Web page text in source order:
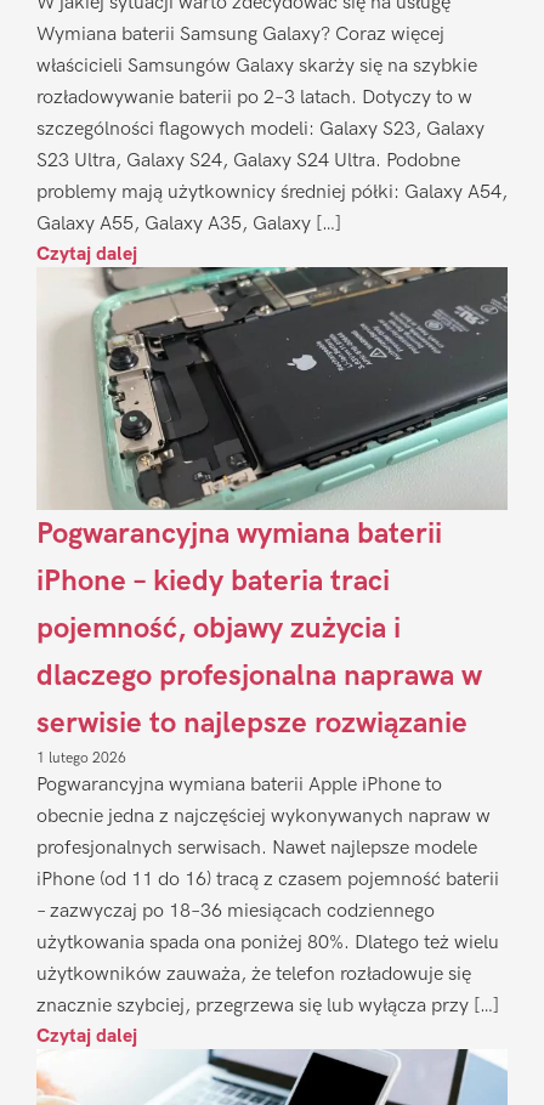
Wymiana baterii Samsung Galaxy? Coraz więcej
właścicieli Samsungów Galaxy skarży się na szybkie
rozładowywanie baterii po 2–3 latach. Dotyczy to w
szczególności flagowych modeli: Galaxy S23, Galaxy
S23 Ultra, Galaxy S24, Galaxy S24 Ultra. Podobne
problemy mają użytkownicy średniej półki: Galaxy A54,
Galaxy A55, Galaxy A35, Galaxy […]
Czytaj dalej
Pogwarancyjna wymiana baterii
iPhone – kiedy bateria traci
pojemność, objawy zużycia i
dlaczego profesjonalna naprawa w
serwisie to najlepsze rozwiązanie
1 lutego 2026
Pogwarancyjna wymiana baterii Apple iPhone to
obecnie jedna z najczęściej wykonywanych napraw w
profesjonalnych serwisach. Nawet najlepsze modele
iPhone (od 11 do 16) tracą z czasem pojemność baterii
– zazwyczaj po 18–36 miesiącach codziennego
użytkowania spada ona poniżej 80%. Dlatego też wielu
użytkowników zauważa, że telefon rozładowuje się
znacznie szybciej, przegrzewa się lub wyłącza przy […]
Czytaj dalej